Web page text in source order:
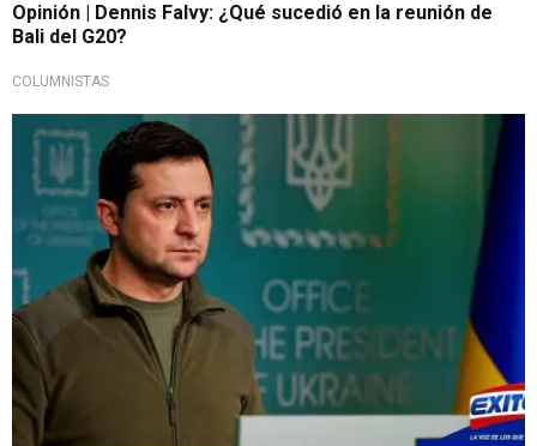
Opinión | Dennis Falvy: ¿Qué sucedió en la reunión de
Bali del G20?
COLUMNISTAS